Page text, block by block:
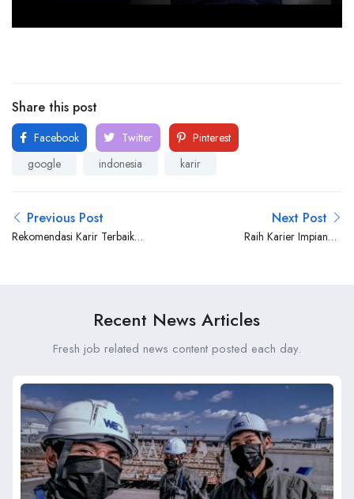
Share this post
Facebook Twitter
Pinterest
google
indonesia karir
Previous Post
Rekomendasi Karir Terbaik
Next Post
Raih Karier Impianmu
Recent News Articles
Fresh job related news content posted each day.